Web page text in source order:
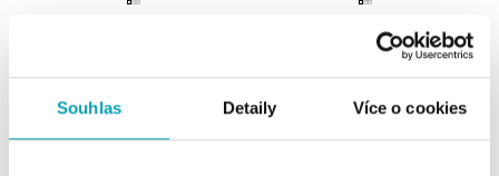
Souhlas Detaily Více o cookies
od 76 929 Kč